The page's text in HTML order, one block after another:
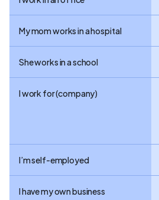
My mom works in a hospital
She works in a school
I work for (company)
I’m self-employed
I have my own business